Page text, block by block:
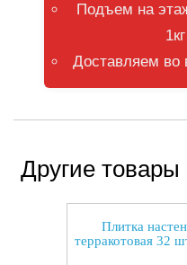
Подъем на
Доставляем во
Другие товары
Плитка
терракотовая 32